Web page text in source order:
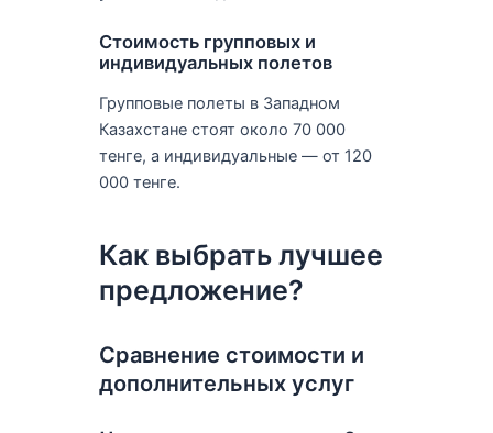
Стоимость групповых и
индивидуальных полетов
Групповые полеты в Западном
Казахстане стоят около 70 000
тенге, а индивидуальные — от 120
000 тенге.
Как выбрать лучшее
предложение?
Сравнение стоимости и
дополнительных услуг